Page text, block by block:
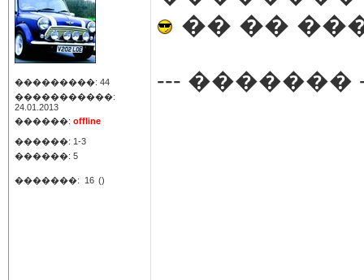
���������: 44
�����������:
24.01.2013
������: offline
������: 1-3
������: 5
�������: 16 ()
�� ��
--- �������